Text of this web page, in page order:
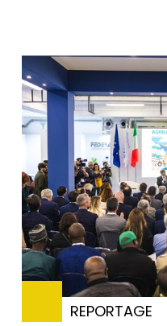
REPORTAGE